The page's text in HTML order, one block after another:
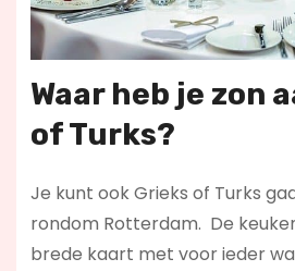
Waar heb je zon
of Turks?
Je kunt ook Grieks of Turks
rondom Rotterdam. De
brede kaart met voor ieder